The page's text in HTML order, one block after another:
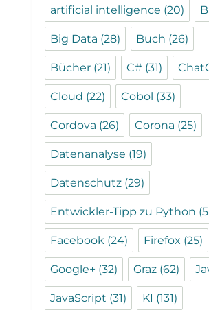
artificial intelligence (20)
Big Data (28) Buch (26)
Bücher (21) C# (31)
Cloud (22) Cobol (33)
Cordova (26) Corona (25)
Datenanalyse (19)
Datenschutz (29)
Entwickler-Tipp zu Python
Facebook (24) Firefox (25)
Google+ (32) Graz (62)
JavaScript (31) KI (131)